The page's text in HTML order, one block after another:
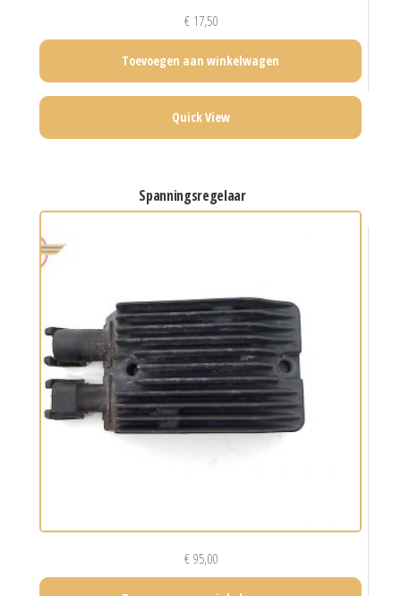
€17,50
Toevoegen aan winkelwagen
Quick View
spanningsregelaar
€95,00